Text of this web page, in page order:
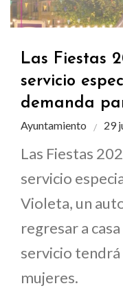
Las Fiestas
servicio
demanda
Ayuntamiento 29
Las Fiestas
servicio
Violeta, un
regresar a
servicio
mujeres.